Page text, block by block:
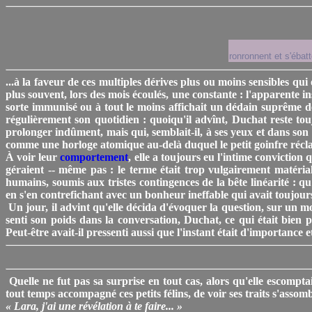
ronronnent et
...à la faveur de ces multiples dérives plus ou moins sensibles
plus souvent, lors des mois écoulés, une constante : l'apparente
sorte immunisé ou à tout le moins affichait un dédain suprême
régulièrement son quotidien : quoiqu'il advînt, Duchat reste
prolonger indûment, mais qui, semblait-il, à ses yeux et dans
comme une horloge atomique au-delà duquel le petit goinfre
À voir leurcomportement, elle a toujours eu l'intime conviction
géraient -- même pas : le terme était trop vulgairement
humains, soumis aux tristes contingences de la bête linéarité :
en s'en contrefichant avec un bonheur ineffable qui avait
Un jour, il advint qu'elle décida d'évoquer la question, sur un
senti son poids dans la conversation, Duchat, ce qui était bien
Peut-être avait-il pressenti aussi que l'instant était d'importance
Quelle ne fut pas sa surprise en tout cas, alors qu'elle
tout temps accompagné ces petits félins, de voir ses traits
« Lara, j'ai une révélation à te faire... »